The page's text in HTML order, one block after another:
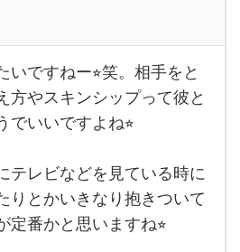
いですねー⭐︎笑。相手をと
方やスキンシップって彼と
でいいですよね⭐︎
テレビなどを見ている時に
りとかいきなり抱きついて
定番かと思いますね⭐︎